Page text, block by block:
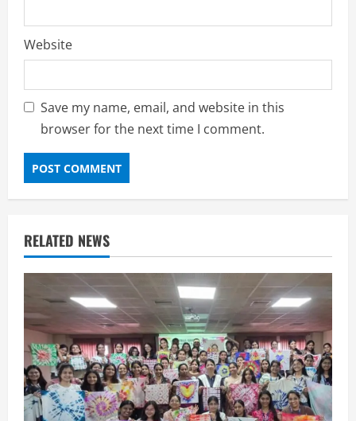
Website
Save my name, email, and website in this
browser for the next time I comment.
RELATED NEWS